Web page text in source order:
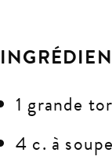
1 grande
4 c. à